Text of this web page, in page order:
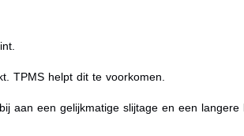
TPMS helpt dit te voorkomen.
aan een gelijkmatige slijtage en een langere